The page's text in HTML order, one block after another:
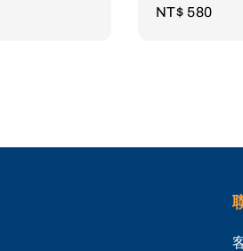
Regular
NT$ 580